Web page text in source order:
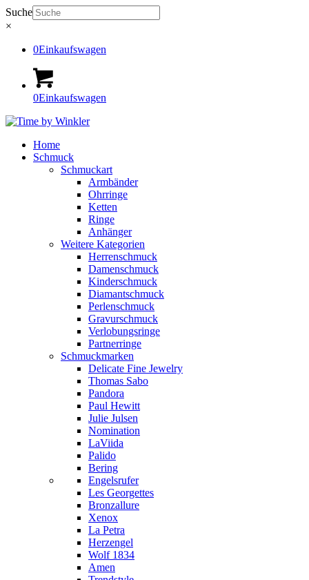
Suche
×
0Einkaufswagen
0Einkaufswagen
Home
Schmuck
Schmuckart
Armbänder
Ohrringe
Ketten
Ringe
Anhänger
Weitere Kategorien
Herrenschmuck
Damenschmuck
Kinderschmuck
Diamantschmuck
Perlenschmuck
Gravurschmuck
Verlobungsringe
Partnerringe
Schmuckmarken
Delicate Fine Jewelry
Thomas Sabo
Pandora
Paul Hewitt
Julie Julsen
Nomination
LaViida
Palido
Bering
Engelsrufer
Les Georgettes
Bronzallure
Xenox
La Petra
Herzengel
Wolf 1834
Amen